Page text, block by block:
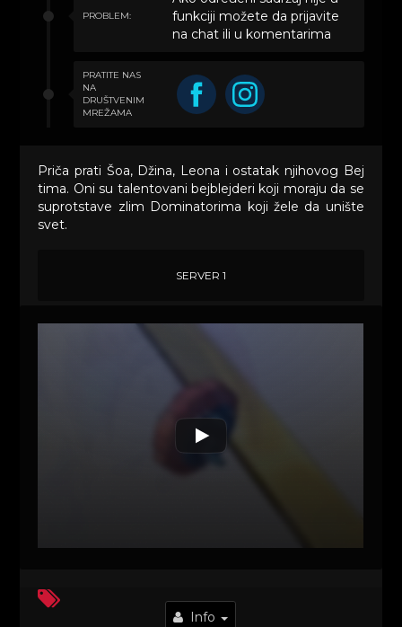
PROBLEM:
funkciji možete da prijavite
na chat ili u komentarima
PRATITE NAS
NA
DRUŠTVENIM
MREŽAMA
Priča prati Šoa, Džina, Leona i ostatak njihovog Bej
tima. Oni su talentovani bejblejderi koji moraju da se
suprotstave zlim Dominatorima koji žele da unište
svet.
SERVER 1
Info